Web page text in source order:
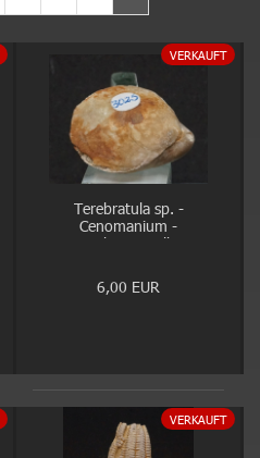
VERKAUFT
Terebratula sp. -
Cenomanium -
Kassenberg, Mülheim
6,00 EUR
VERKAUFT